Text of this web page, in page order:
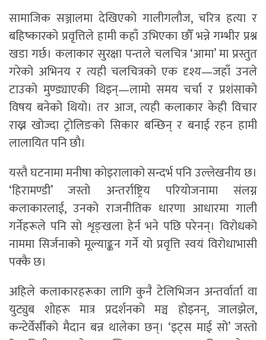
सामाजिक सञ्जालमा देखिएको गालीगलौज, चरित्र हत्या र
बहिष्कारको प्रवृत्तिले हामी कहाँ उभिएका छौँ भन्ने गम्भीर प्रश्न
खडा गर्छ। कलाकार सुरक्षा पन्तले चलचित्र ‘आमा’ मा प्रस्तुत
गरेको अभिनय र त्यही चलचित्रको एक दृश्य—जहाँ उनले
टाउको मुण्ड्याएकी थिइन्—लामो समय चर्चा र प्रशंसाको
विषय बनेको थियो। तर आज, त्यही कलाकार केही विचार
राख्न खोज्दा ट्रोलिङको सिकार बन्छिन् र बनाई रहन हामी
लालायित पनि छौ।
यस्तै घटनामा मनीषा कोइरालाको सन्दर्भ पनि उल्लेखनीय छ।
‘हिरामण्डी’ जस्तो अन्तर्राष्ट्रिय परियोजनामा संलग्न
कलाकारलाई, उनको राजनीतिक धारणा आधारमा गाली
गर्नेहरूले पनि सो शृङ्खला हेर्न भने पछि परेनन्। विरोधको
नाममा सिर्जनाको मूल्याङ्कन गर्ने यो प्रवृत्ति स्वयं विरोधाभासी
पक्कै छ।
अहिले कलाकारहरूका लागि कुनै टेलिभिजन अन्तर्वार्ता वा
युट्युब शोहरू मात्र प्रदर्शनको मञ्च होइनन्, जालझेल,
कन्टेर्वेर्सीको मैदान बन्न थालेका छन्। ‘इट्स माई सो’ जस्तो